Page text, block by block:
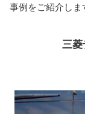
事例をご紹介しま
三菱